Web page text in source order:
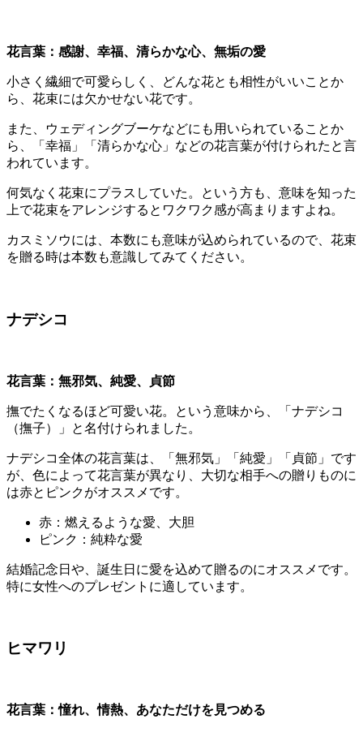
花言葉： 感謝、幸福、清らかな心、無垢の愛
小さく繊細で可愛らしく、どんな花とも相性がいいことか
ら、花束には欠かせない花です。
また、ウェディングブーケなどにも用いられていることか
ら、「幸福」「清らかな心」などの花言葉が付けられたと言
われています。
何気なく花束にプラスしていた。という方も、意味を知った
上で花束をアレンジするとワクワク感が高まりますよね。
カスミソウには、本数にも意味が込められているので、花束
を贈る時は本数も意識してみてください。
ナデシコ
花言葉：無邪気、純愛、貞節
撫でたくなるほど可愛い花。という意味から、「ナデシコ
（撫子）」と名付けられました。
ナデシコ全体の花言葉は、「無邪気」「純愛」「貞節」です
が、色によって花言葉が異なり、大切な相手への贈りものに
は赤とピンクがオススメです。
赤：燃えるような愛、大胆
ピンク：純粋な愛
結婚記念日や、誕生日に愛を込めて贈るのにオススメです。
特に女性へのプレゼントに適しています。
ヒマワリ
花言葉：憧れ、情熱、あなただけを見つめる